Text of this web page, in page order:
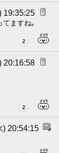
19:35:25
てますね｡
2
20:16:58
2
) 20:54:15